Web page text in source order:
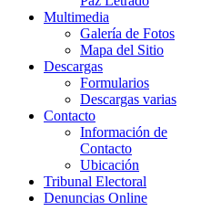
Multimedia
Galería de Fotos
Mapa del Sitio
Descargas
Formularios
Descargas varias
Contacto
Información de
Contacto
Ubicación
Tribunal Electoral
Denuncias Online